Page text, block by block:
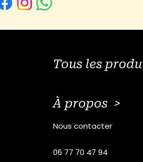
Tous les
À propos >
Nous contacter
06 77 70 47 94